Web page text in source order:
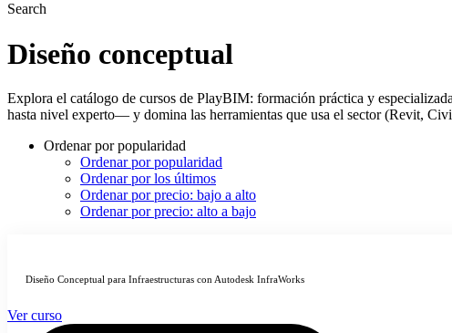
Search
Diseño conceptual
Explora el catálogo de cursos de PlayBIM: formación práctica y
hasta nivel experto— y domina las herramientas que usa el sector (Revit,
Ordenar por popularidad
Ordenar por popularidad
Ordenar por los últimos
Ordenar por precio: bajo a alto
Ordenar por precio: alto a bajo
Diseño Conceptual para Infraestructuras con Autodesk InfraWorks
Ver curso